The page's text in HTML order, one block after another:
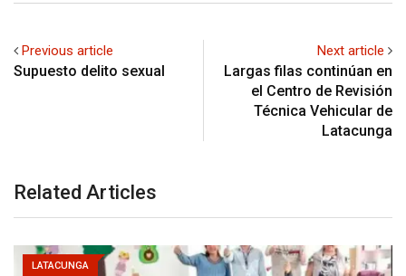
Previous article
Supuesto delito sexual
Next article
Largas filas continúan en
el Centro de Revisión
Técnica Vehicular de
Latacunga
Related Articles
LATACUNGA